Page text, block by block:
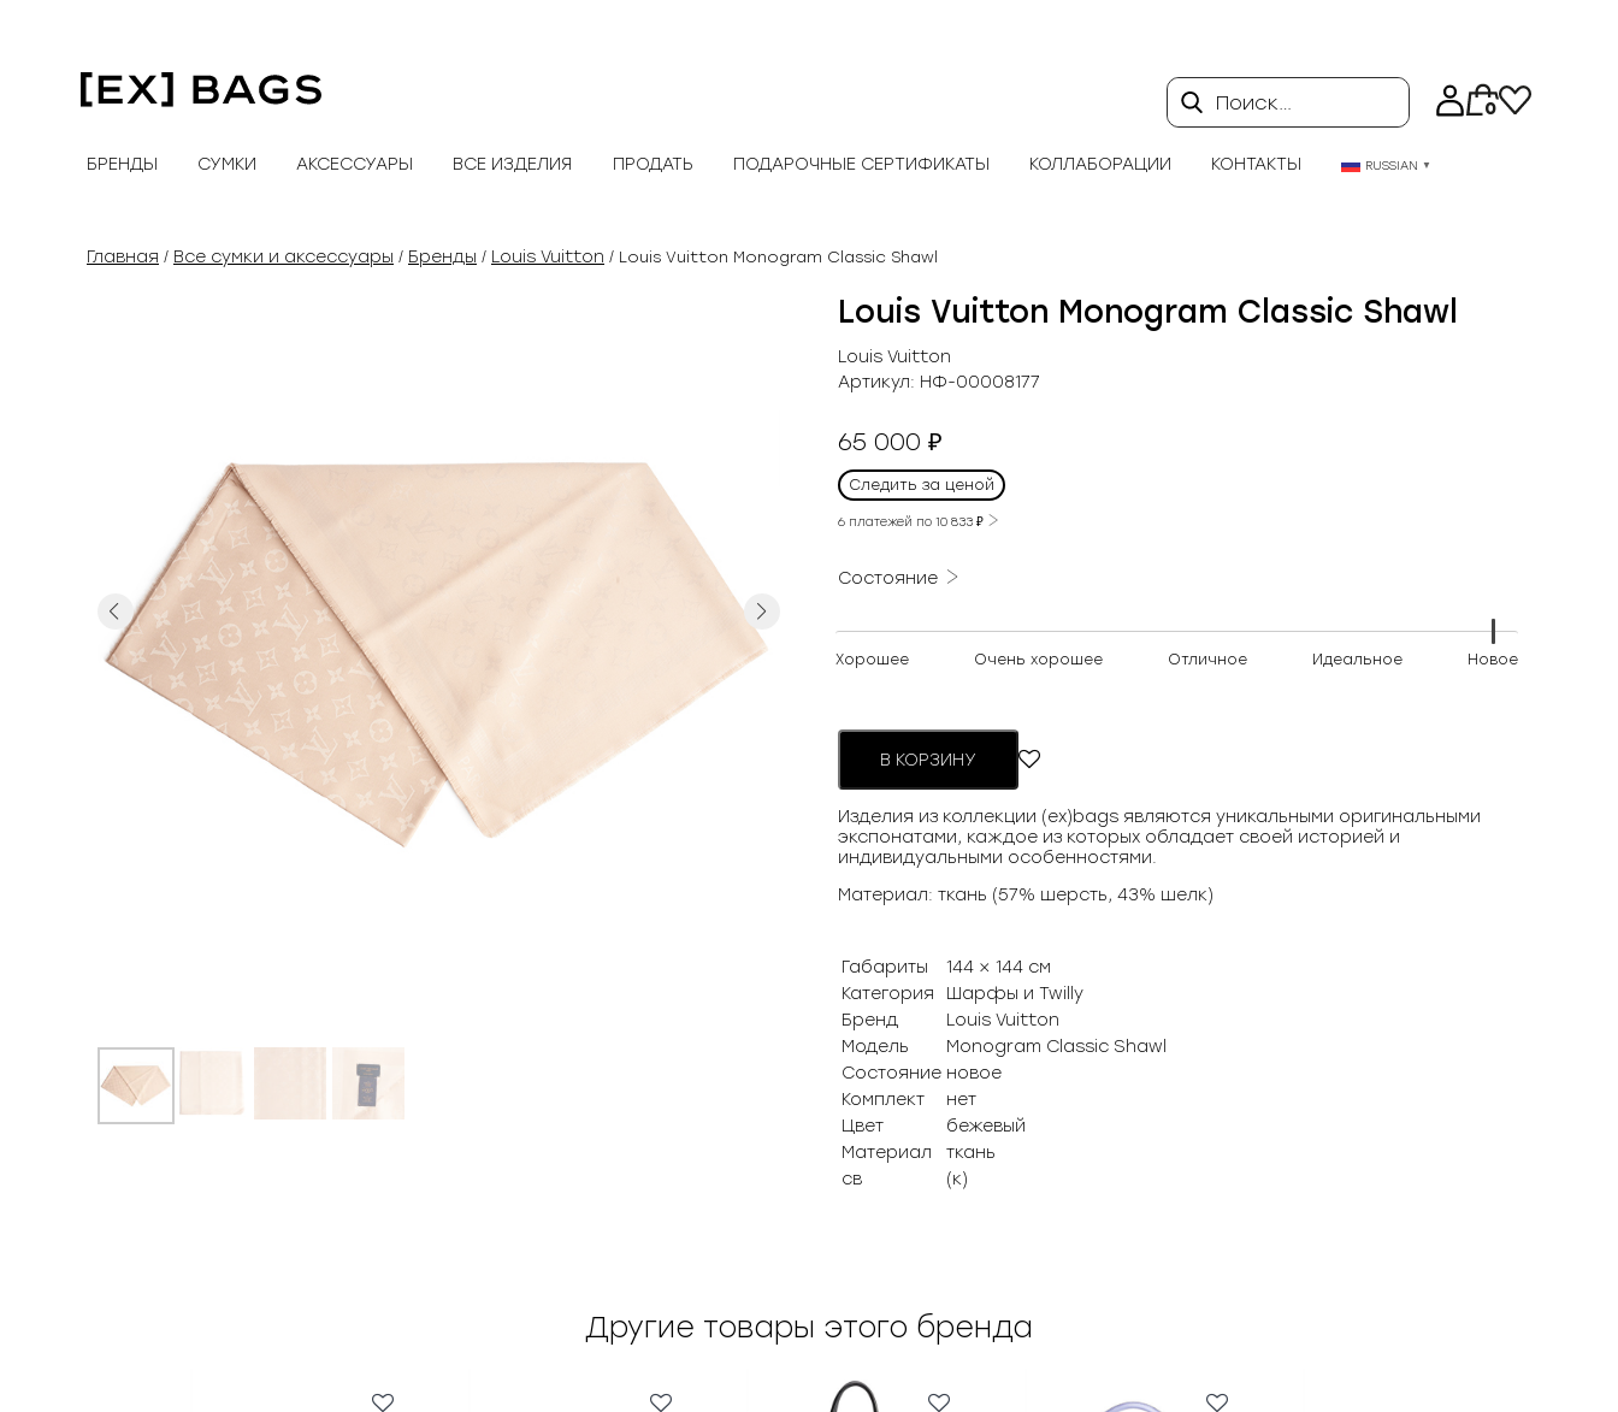
содержимому
Поиск… 0
БРЕНДЫ СУМКИ АКСЕССУАРЫ ВСЕ ИЗДЕЛИЯ ПРОДАТЬ ПОДАРОЧНЫЕ СЕРТИФИКАТЫ КОЛЛАБОРАЦИИ КОНТАКТЫ RUSSIAN ▼
Главная / Все сумки и аксессуары / Бренды / Louis Vuitton / Louis Vuitton Monogram Classic Shawl
Previous Next
Louis Vuitton Monogram Classic Shawl
Louis Vuitton
Артикул: НФ-00008177
65 000 ₽
Следить за ценой
6 платежей по 10 833 ₽
Состояние
Хорошее Очень хорошее Отличное Идеальное Новое
В КОРЗИНУ
Изделия из коллекции (ex)bags являются уникальными оригинальными
экспонатами, каждое из которых обладает своей историей и
индивидуальными особенностями.
Материал: ткань (57% шерсть, 43% шелк)
Габариты
144 × 144 см
Категория
Шарфы и Twilly
Бренд
Louis Vuitton
Модель
Monogram Classic Shawl
Состояние новое
Комплект
нет
Цвет
бежевый
Материал
ткань
св
(к)
Другие товары этого бренда